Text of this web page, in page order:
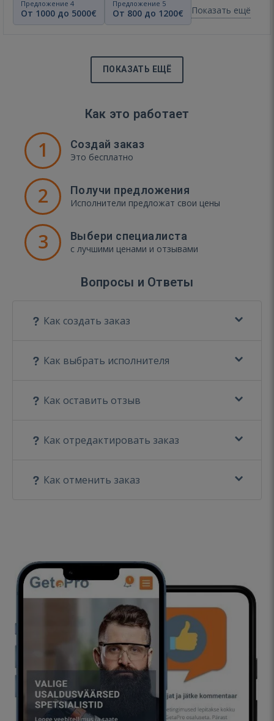
Предложение 4
От 1000 до 5000€
Предложение 5
От 800 до 1200€ Показать ещё
ПОКАЗАТЬ ЕЩЁ
Как это работает
1 Создай заказ
Это бесплатно
2 Получи предложения
Исполнители предложат свои цены
3 Выбери специалиста
с лучшими ценами и отзывами
Вопросы и Ответы
Как создать заказ
Как выбрать исполнителя
Как оставить отзыв
Как отредактировать заказ
Как отменить заказ